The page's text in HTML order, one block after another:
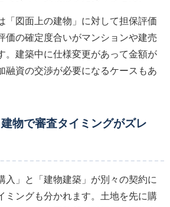
「図面上の建物」に対して担保評価
価の確定度合いがマンションや建売
。建築中に仕様変更があって金額が
融資の交渉が必要になるケースもあ
物で審査タイミングがズレ
入」と「建物建築」が別々の契約に
ミングも分かれます。土地を先に購